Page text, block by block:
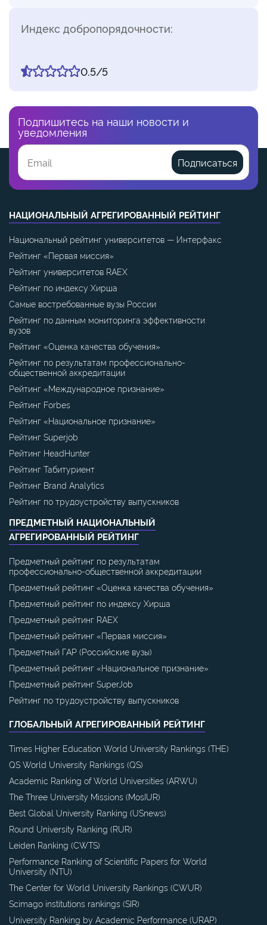
Индекс добропорядочности:
0.5/5
Подпишитесь на наши новости и
уведомления
Подписаться
НАЦИОНАЛЬНЫЙ АГРЕГИРОВАННЫЙ РЕЙТИНГ
Национальный рейтинг университетов — Интерфакс
Рейтинг «Первая миссия»
Рейтинг университетов RAEX
Рейтинг по индексу Хирша
Самые востребованные вузы России
Рейтинг по данным мониторинга эффективности
вузов
Рейтинг «Оценка качества обучения»
Рейтинг по результатам профессионально-
общественной аккредитации
Рейтинг «Международное признание»
Рейтинг Forbes
Рейтинг «Национальное признание»
Рейтинг Superjob
Рейтинг HeadHunter
Рейтинг Табитуриент
Рейтинг Brand Analytics
Рейтинг по трудоустройству выпускников
ПРЕДМЕТНЫЙ НАЦИОНАЛЬНЫЙ
АГРЕГИРОВАННЫЙ РЕЙТИНГ
Предметный рейтинг по результатам
профессионально-общественной аккредитации
Предметный рейтинг «Оценка качества обучения»
Предметный рейтинг по индексу Хирша
Предметный рейтинг RAEX
Предметный рейтинг «Первая миссия»
Предметный ГАР (Российские вузы)
Предметный рейтинг «Национальное признание»
Предметный рейтинг SuperJob
Рейтинг по трудоустройству выпускников
ГЛОБАЛЬНЫЙ АГРЕГИРОВАННЫЙ РЕЙТИНГ
Times Higher Education World University Rankings (THE)
QS World University Rankings (QS)
Academic Ranking of World Universities (ARWU)
The Three University Missions (MosIUR)
Best Global University Ranking (USnews)
Round University Ranking (RUR)
Leiden Ranking (CWTS)
Performance Ranking of Scientific Papers for World
University (NTU)
The Center for World University Rankings (CWUR)
Scimago institutions rankings (SIR)
University Ranking by Academic Performance (URAP)